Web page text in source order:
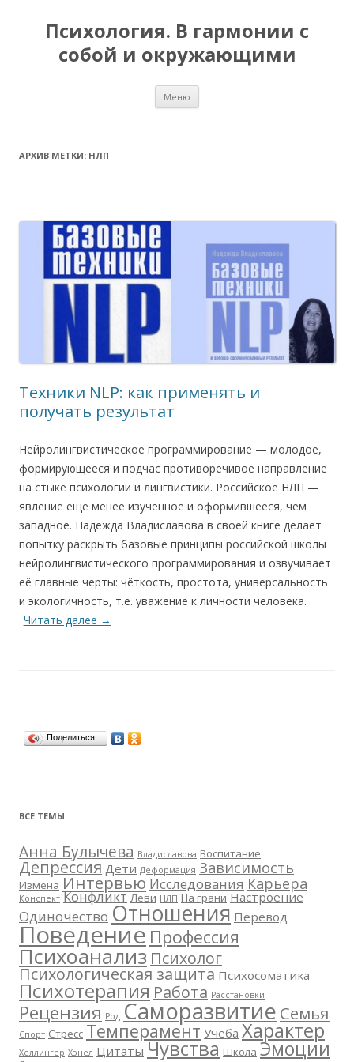
Психология. В гармонии с
собой и окружающими
Меню
АРХИВ МЕТКИ: НЛП
Техники NLP: как применять и
получать результат
Нейролингвистическое программирование — молодое,
формирующееся и подчас противоречивое направление
на стыке психологии и лингвистики. Российское НЛП —
явление еще менее изученное и оформившееся, чем
западное. Надежда Владиславова в своей книге делает
попытку раскрыть базовые принципы российской школы
нейролингвистического программирования и озвучивает
её главные черты: чёткость, простота, универсальность
и экологичность, т.е. уважение к личности человека.
Читать далее →
Поделиться...
ВСЕ ТЕМЫ
Анна Булычева Владиславова Воспитание
Депрессия Дети Деформация Зависимость
Измена Интервью Исследования Карьера
Конспект Конфликт Леви НЛП На грани Настроение
Одиночество Отношения Перевод
Поведение Профессия
Психоанализ Психолог
Психологическая защита Психосоматика
Психотерапия Работа Расстановки
Рецензия Род Саморазвитие Семья
Спорт Стресс Темперамент Учеба Характер
Хеллингер Хэнел Цитаты Чувства Школа Эмоции